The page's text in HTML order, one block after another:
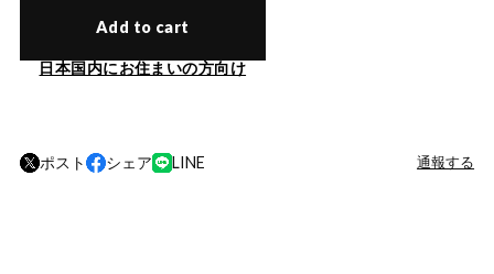
Add to cart
日本国内にお住まいの方向け
ポスト シェア LINE 通報する